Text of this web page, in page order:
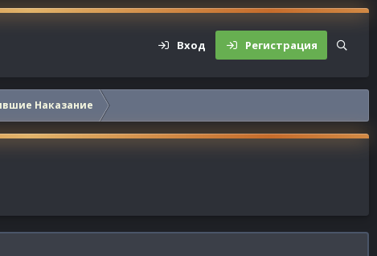
Вход Регистрация
Наказание